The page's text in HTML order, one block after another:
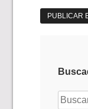
Buscar: